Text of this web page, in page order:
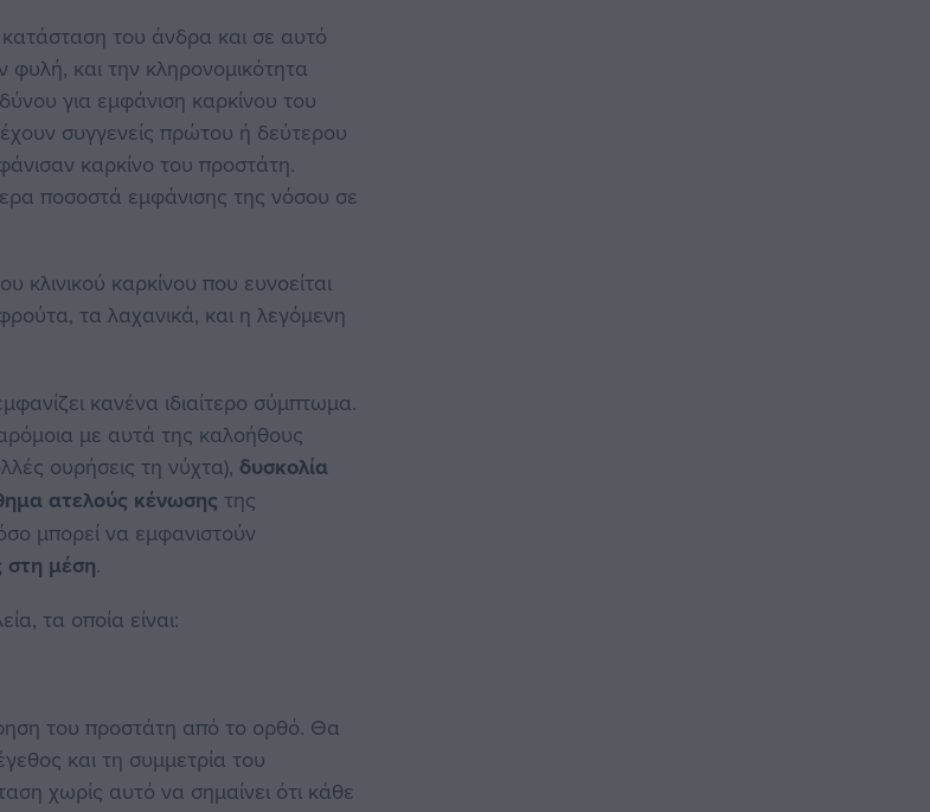
κατάσταση του άνδρα και σε αυτό
φυλή, και την κληρονομικότητα
για εμφάνιση καρκίνου του
συγγενείς πρώτου ή δεύτερου
καρκίνο του προστάτη.
ποσοστά εμφάνισης της νόσου σε
κλινικού καρκίνου που ευνοείται
τα λαχανικά, και η λεγόμενη
κανένα ιδιαίτερο σύμπτωμα.
με αυτά της καλοήθους
ουρήσεις τη νύχτα), δυσκολία
ατελούς κένωσης της
μπορεί να εμφανιστούν
στη μέση.
τα οποία είναι:
του προστάτη από το ορθό. Θα
και τη συμμετρία του
χωρίς αυτό να σημαίνει ότι κάθε